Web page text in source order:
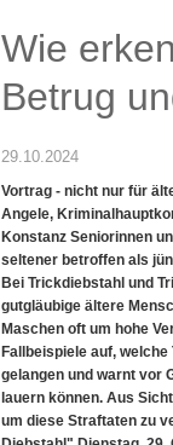
Wie
Betrug
29.10.2024
Vortrag - nicht nur für
Angele,
Konstanz Seniorinnen
seltener betroffen als
Bei Trickdiebstahl und
gutgläubige ältere
Maschen oft um hohe
Fallbeispiele auf,
gelangen und warnt vor
lauern können. Aus
um diese Straftaten zu